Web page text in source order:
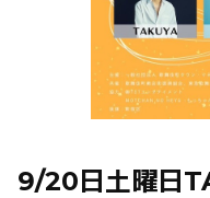
9/20日土曜日